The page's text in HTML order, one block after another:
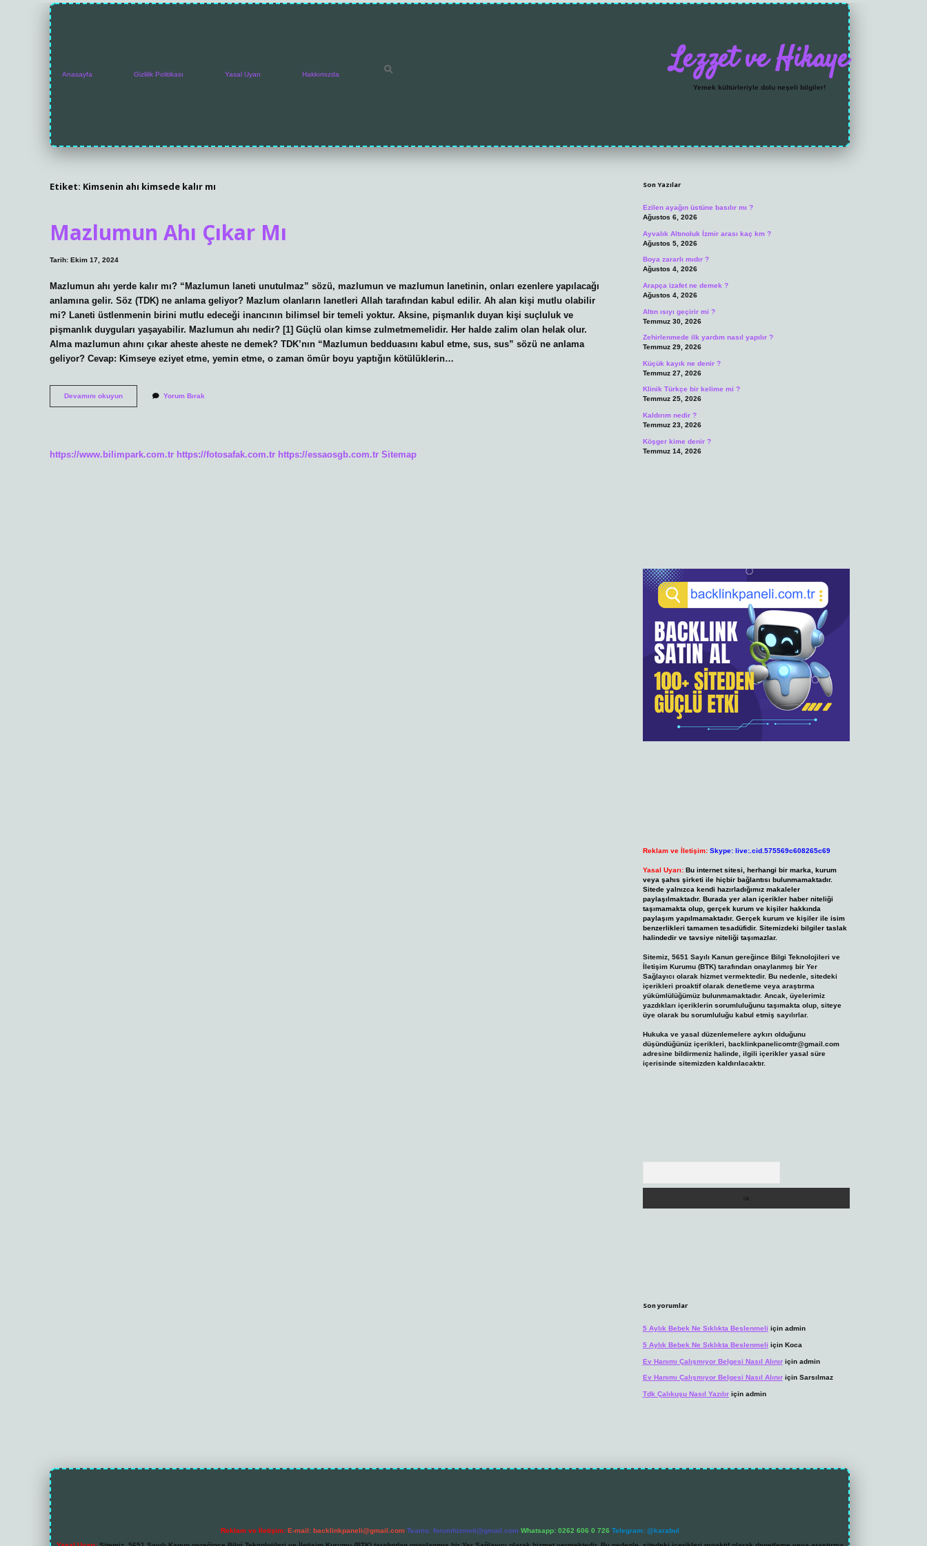
Anasayfa Gizlilik Politikası Yasal Uyarı Hakkımızda Lezzet ve Hikaye
Yemek kültürleriyle dolu neşeli bilgiler!
Etiket: Kimsenin ahı kimsede kalır mı
Mazlumun Ahı Çıkar Mı
Tarih: Ekim 17, 2024
Mazlumun ahı yerde kalır mı? “Mazlumun laneti unutulmaz” sözü, mazlumun ve mazlumun lanetinin, onları ezenlere yapılacağı
anlamına gelir. Söz (TDK) ne anlama geliyor? Mazlum olanların lanetleri Allah tarafından kabul edilir. Ah alan kişi mutlu olabilir
mi? Laneti üstlenmenin birini mutlu edeceği inancının bilimsel bir temeli yoktur. Aksine, pişmanlık duyan kişi suçluluk ve
pişmanlık duyguları yaşayabilir. Mazlumun ahı nedir? [1] Güçlü olan kimse zulmetmemelidir. Her halde zalim olan helak olur.
Alma mazlumun ahını çıkar aheste aheste ne demek? TDK’nın “Mazlumun bedduasını kabul etme, sus, sus” sözü ne anlama
geliyor? Cevap: Kimseye eziyet etme, yemin etme, o zaman ömür boyu yaptığın kötülüklerin…
Devamını okuyunMazlumun
Ahı
Yorum Bırak
https://www.bilimpark.com.tr https://fotosafak.com.tr https://essaosgb.com.tr Sitemap
Sidebar
Son Yazılar
Ezilen ayağın üstüne basılır mı ?
Ağustos 6, 2026
Ayvalık Altınoluk İzmir arası kaç km ?
Ağustos 5, 2026
Boya zararlı mıdır ?
Ağustos 4, 2026
Arapça izafet ne demek ?
Ağustos 4, 2026
Altın ısıyı geçirir mi ?
Temmuz 30, 2026
Zehirlenmede ilk yardım nasıl yapılır ?
Temmuz 29, 2026
Küçük kayık ne denir ?
Temmuz 27, 2026
Klinik Türkçe bir kelime mi ?
Temmuz 25, 2026
Kaldırım nedir ?
Temmuz 23, 2026
Köşger kime denir ?
Temmuz 14, 2026
Reklam ve İletişim: Skype: live:.cid.575569c608265c69
Yasal Uyarı: Bu internet sitesi, herhangi bir marka, kurum
veya şahıs şirketi ile hiçbir bağlantısı bulunmamaktadır.
Sitede yalnızca kendi hazırladığımız makaleler
paylaşılmaktadır. Burada yer alan içerikler haber niteliği
taşımamakta olup, gerçek kurum ve kişiler hakkında
paylaşım yapılmamaktadır. Gerçek kurum ve kişiler ile isim
benzerlikleri tamamen tesadüfidir. Sitemizdeki bilgiler taslak
halindedir ve tavsiye niteliği taşımazlar.
Sitemiz, 5651 Sayılı Kanun gereğince Bilgi Teknolojileri ve
İletişim Kurumu (BTK) tarafından onaylanmış bir Yer
Sağlayıcı olarak hizmet vermektedir. Bu nedenle, sitedeki
içerikleri proaktif olarak denetleme veya araştırma
yükümlülüğümüz bulunmamaktadır. Ancak, üyelerimiz
yazdıkları içeriklerin sorumluluğunu taşımakta olup, siteye
üye olarak bu sorumluluğu kabul etmiş sayılırlar.
Hukuka ve yasal düzenlemelere aykırı olduğunu
düşündüğünüz içerikleri, backlinkpanelicomtr@gmail.com
adresine bildirmeniz halinde, ilgili içerikler yasal süre
içerisinde sitemizden kaldırılacaktır.
Son yorumlar
5 Aylık Bebek Ne Sıklıkta Beslenmeli için admin
5 Aylık Bebek Ne Sıklıkta Beslenmeli için Koca
Ev Hanımı Çalışmıyor Belgesi Nasıl Alınıriçin admin
Ev Hanımı Çalışmıyor Belgesi Nasıl Alınıriçin Sarsılmaz
Tdk Çalıkuşu Nasıl Yazılıriçin admin
Reklam ve İletişim: E-mail: backlinkpaneli@gmail.com Teams: forumhizmeti@gmail.com Whatsapp: 0262 606 0 726 Telegram: @karabul